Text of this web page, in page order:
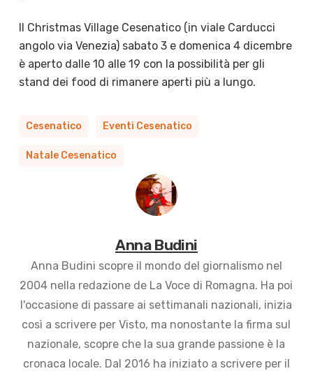
Il Christmas Village Cesenatico (in viale Carducci
angolo via Venezia) sabato 3 e domenica 4 dicembre
è aperto dalle 10 alle 19 con la possibilità per gli
stand dei food di rimanere aperti più a lungo.
Cesenatico Eventi Cesenatico
Natale Cesenatico
Anna Budini
Anna Budini scopre il mondo del giornalismo nel
2004 nella redazione de La Voce di Romagna. Ha poi
l'occasione di passare ai settimanali nazionali, inizia
così a scrivere per Visto, ma nonostante la firma sul
nazionale, scopre che la sua grande passione è la
cronaca locale. Dal 2016 ha iniziato a scrivere per il